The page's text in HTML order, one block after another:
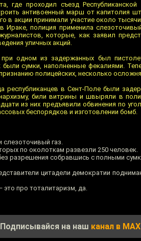
где проходил съезд
антивоенный марш от капитолия
в акции принимали участие около
Ираке, полиция применила
которые, как заявил
уличных акций.
при одном из задержанных был
сумки, наполненные фекалиями.
полицейских, несколько
республиканцев в Сент-Поле были
били витрины и швыряли в
из них предъявили обвинения по
беспорядков и изготовлении бомб.
слезоточивый газ.
по околоткам развезли 250 человек.
разрешения собравшись с полными
цитадели демократии
про тоталитаризм, да.
Подписывайся на наш канал в MAX